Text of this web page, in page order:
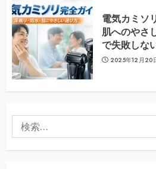
電気カミソ
肌へのやさ
で失敗しな
2025年12月20
索: